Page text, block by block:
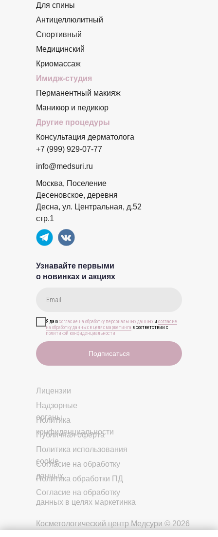
+7 (999) 929-07-77
info@medsuri.ru
Москва, Поселение
Десеновское, деревня
Десна, ул. Центральная, д.52
стр.1
Имидж-студия
Другие процедуры
Для спины
Антицеллюлитный
Спортивный
Медицинский
Криомассаж
Перманентный макияж
Маникюр и педикюр
Консультация дерматолога
Лицензии
Косметологический центр Медсури © 2026
Надзорные
органы
Политика
конфиденциальности
Cогласие на обработку
данных в целях маркетинка
Политика обработки ПД
Cогласие на обработку
данных
Политика использования
cookie
Публичная оферта
Узнавайте первыми
о новинках и акциях
Я даюсогласие на обработку персональных данных и согласие
на обработку данных в целях маркетинга в соответствии с
политикой конфиденциальности
Подписаться